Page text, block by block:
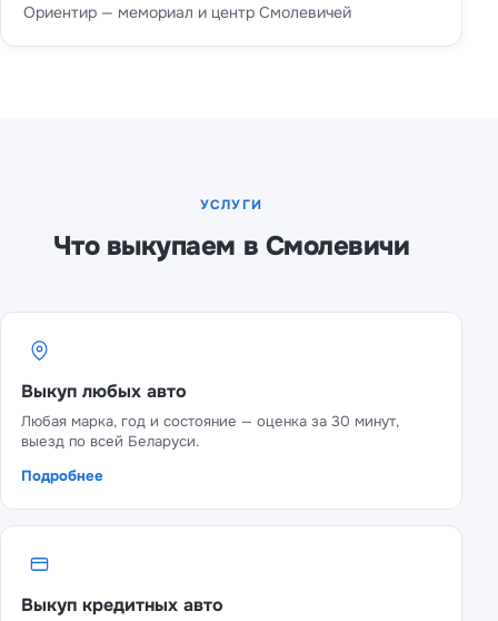
Ориентир — мемориал и центр Смолевичей
УСЛУГИ
Что выкупаем в Смолевичи
Выкуп любых авто
Любая марка, год и состояние — оценка за 30 минут,
выезд по всей Беларуси.
Подробнее
Выкуп кредитных авто